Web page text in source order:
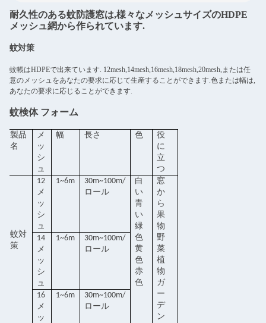
耐久性のある蚊防護窓は,様々なメッシュサイズのHDPE
メッシュ網から作られています.
蚊対策
蚊帳はHDPEで出来ています. 12mesh,14mesh,16mesh,18mesh,20mesh,または任
意のメッシュをあなたの要求に応じて生産することができます.色または幅は,
あなたの要求に応じることができます.
蚊検体 フォーム
製品
名
メ
ッ
シ
ュ
幅 長さ 色
役
に
立
つ
蚊対
策
12
メ
ッ
シ
ュ
1~6m
30m~100m/
ロール
白
い
青
い
緑
色
黄
色
赤
色
窓
か
ら
果
物
野
菜
植
物
ガ
ー
デ
ン
14
メ
ッ
シ
ュ
1~6m
30m~100m/
ロール
16
メ
ッ
1~6m
30m~100m/
ロール